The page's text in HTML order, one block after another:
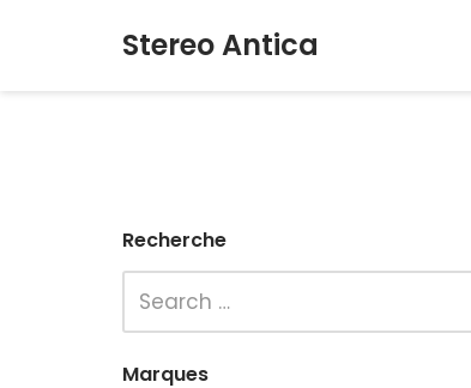
Stereo Antica
Recherche
Marques